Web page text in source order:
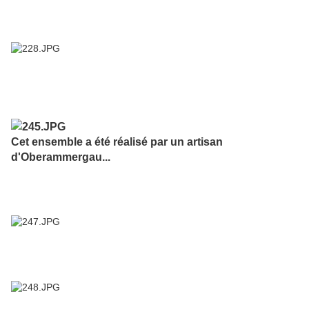
Cet ensemble a été réalisé par un artisan
d'Oberammergau...